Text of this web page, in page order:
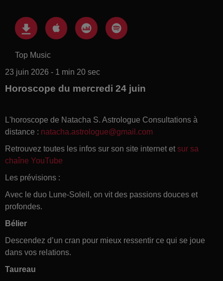
Top Music
23 juin 2026 - 1 min 20 sec
Horoscope du mercredi 24 juin
L'horoscope de Natacha S. Astrologue Consultations à
distance : natacha.astrologue@gmail.com
Retrouvez toutes les infos sur son site internet et sur sa
chaîne YouTube
Les prévisions :
Avec le duo Lune-Soleil, on vit des passions douces et
profondes.
Bélier
Descendez d’un cran pour mieux ressentir ce qui se joue
dans vos relations.
Taureau